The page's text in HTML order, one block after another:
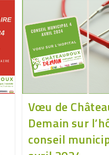
Vœu de
Demain sur
conseil